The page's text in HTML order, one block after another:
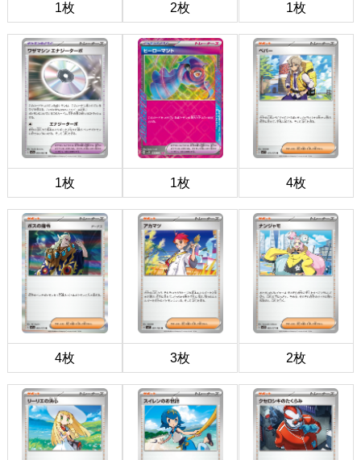
1枚 2枚 1枚
1枚 1枚 4枚
4枚 3枚 2枚